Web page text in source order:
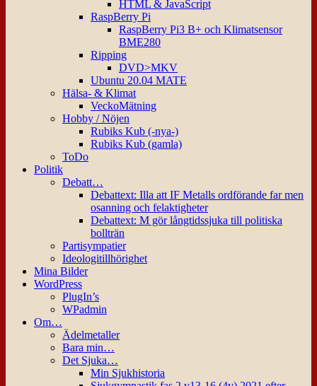
HTML & JavaScript
RaspBerry Pi
RaspBerry Pi3 B+ och Klimatsensor
BME280
Ripping
DVD>MKV
Ubuntu 20.04 MATE
Hälsa- & Klimat
VeckoMätning
Hobby / Nöjen
Rubiks Kub (-nya-)
Rubiks Kub (gamla)
ToDo
Politik
Debatt…
Debattext: Illa att IF Metalls ordförande far men
osanning och felaktigheter
Debattext: M gör långtidssjuka till politiska
bollträn
Partisympatier
Ideologitillhörighet
Mina Bilder
WordPress
PlugIn’s
WPadmin
Om…
Ädelmetaller
Bara min…
Det Sjuka…
Min Sjukhistoria